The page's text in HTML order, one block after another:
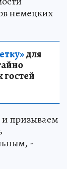
немецких
для
гостей
призываем
-